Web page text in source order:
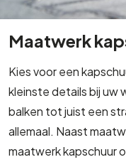
Maatwerk
Kies voor een
kleinste details bij uw
balken tot juist een
allemaal. Naast
maatwerk kapschuur